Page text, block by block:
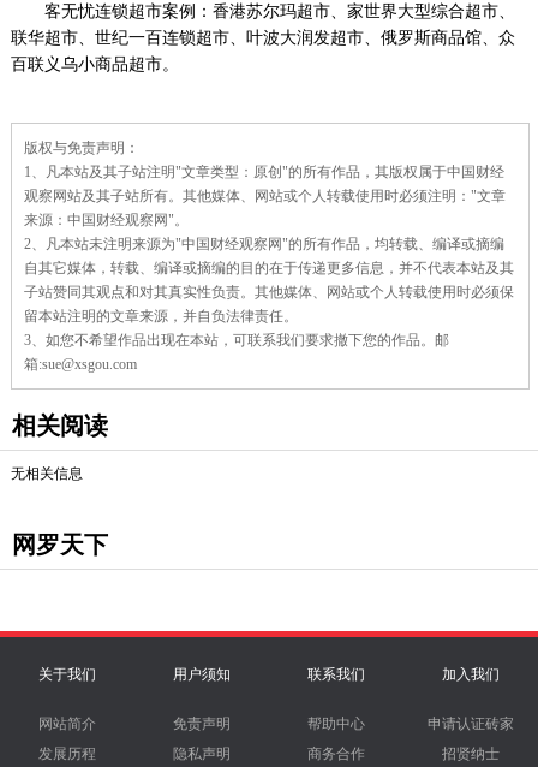
客无忧连锁超市案例：香港苏尔玛超市、家世界大型综合超市、
联华超市、世纪一百连锁超市、叶波大润发超市、俄罗斯商品馆、众
百联义乌小商品超市。
辑：
版权与免责声明：
1、凡本站及其子站注明"文章类型：原创"的所有作品，其版权属于中国财经
观察网站及其子站所有。其他媒体、网站或个人转载使用时必须注明："文章
来源：中国财经观察网"。
2、凡本站未注明来源为"中国财经观察网"的所有作品，均转载、编译或摘编
自其它媒体，转载、编译或摘编的目的在于传递更多信息，并不代表本站及其
子站赞同其观点和对其真实性负责。其他媒体、网站或个人转载使用时必须保
留本站注明的文章来源，并自负法律责任。
3、如您不希望作品出现在本站，可联系我们要求撤下您的作品。邮
箱:sue@xsgou.com
相关阅读
无相关信息
网罗天下
关于我们
网站简介
发展历程
用户须知
免责声明
隐私声明
联系我们
帮助中心
商务合作
加入我们
申请认证砖家
招贤纳士